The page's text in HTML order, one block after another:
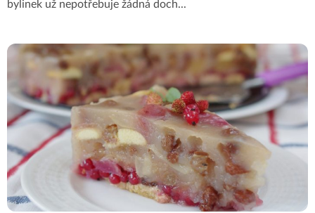
bylinek už nepotřebuje žádná doch...